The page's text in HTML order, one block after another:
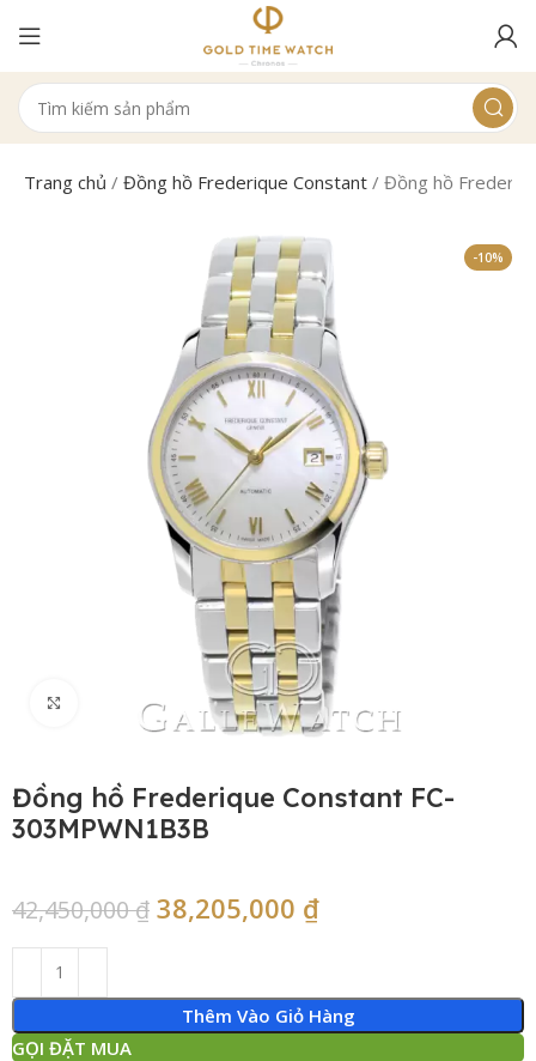
Trang chủ /Đồng hồ Frederique Constant /Đồng hồ
-10%
Click to enlarge
Đồng hồ Frederique Constant FC-
303MPWN1B3B
42,450,000₫ 38,205,000 ₫
Thêm Vào Giỏ Hàng
GỌI ĐẶT MUA